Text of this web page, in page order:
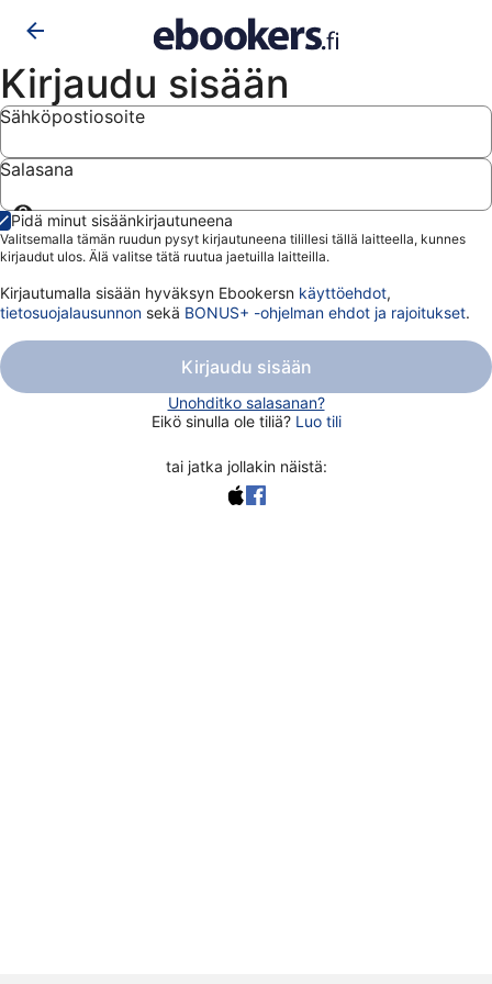
Kirjaudu sisään
Sähköpostiosoite
Salasana
Näytä
salasana
Pidä minut sisäänkirjautuneena
Valitsemalla tämän ruudun pysyt kirjautuneena tilillesi tällä laitteella, kunnes
kirjaudut ulos. Älä valitse tätä ruutua jaetuilla laitteilla.
Kirjautumalla sisään hyväksyn Ebookersn käyttöehdot,
tietosuojalausunnon sekä BONUS+ -ohjelman ehdot ja rajoitukset.
Kirjaudu sisään
Unohditko salasanan?
Eikö sinulla ole tiliä? Luo tili
tai jatka jollakin näistä: